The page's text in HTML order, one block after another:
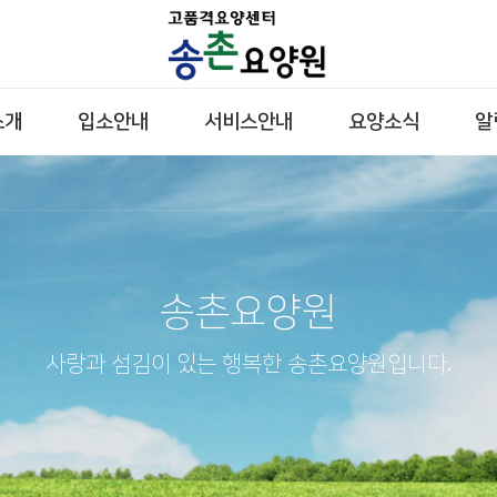
입소안내 서비스안내 요양소식
송촌요양원
사랑과 섬김이 있는 행복한 송촌요양원입니다.